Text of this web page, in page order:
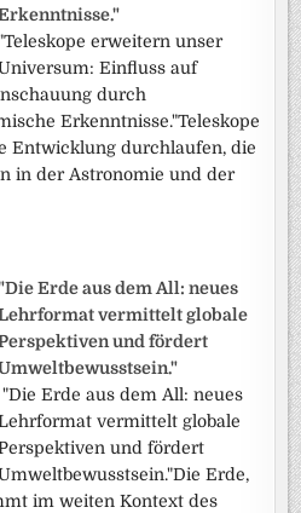
erweitern unser
Einfluss auf
durch
Erkenntnisse."Teleskope
Entwicklung durchlaufen, die
in der Astronomie und der
Erde aus dem All: neues
vermittelt globale
und fördert
"Die Erde aus dem All: neues
vermittelt globale
und fördert
Erde,
im weiten Kontext des